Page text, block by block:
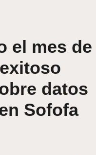
el mes
datos
Sofofa